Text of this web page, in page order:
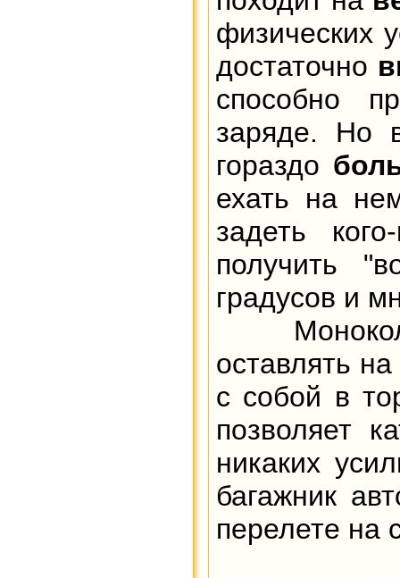
физических
достаточно
способно
заряде. Но
гораздо
ехать на
задеть
получить
градусов и
оставлять
с собой в
позволяет
никаких
багажник
перелете на